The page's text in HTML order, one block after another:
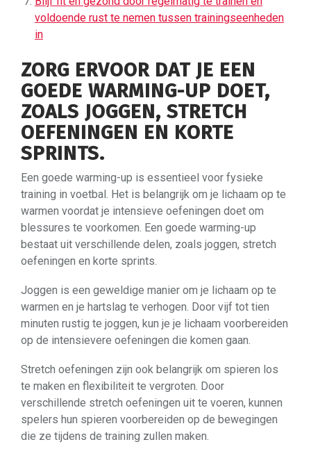
voldoende rust te nemen tussen trainingseenheden
in
ZORG ERVOOR DAT JE EEN
GOEDE WARMING-UP DOET,
ZOALS JOGGEN, STRETCH
OEFENINGEN EN KORTE
SPRINTS.
Een goede warming-up is essentieel voor fysieke
training in voetbal. Het is belangrijk om je lichaam op te
warmen voordat je intensieve oefeningen doet om
blessures te voorkomen. Een goede warming-up
bestaat uit verschillende delen, zoals joggen, stretch
oefeningen en korte sprints.
Joggen is een geweldige manier om je lichaam op te
warmen en je hartslag te verhogen. Door vijf tot tien
minuten rustig te joggen, kun je je lichaam voorbereiden
op de intensievere oefeningen die komen gaan.
Stretch oefeningen zijn ook belangrijk om spieren los
te maken en flexibiliteit te vergroten. Door
verschillende stretch oefeningen uit te voeren, kunnen
spelers hun spieren voorbereiden op de bewegingen
die ze tijdens de training zullen maken.